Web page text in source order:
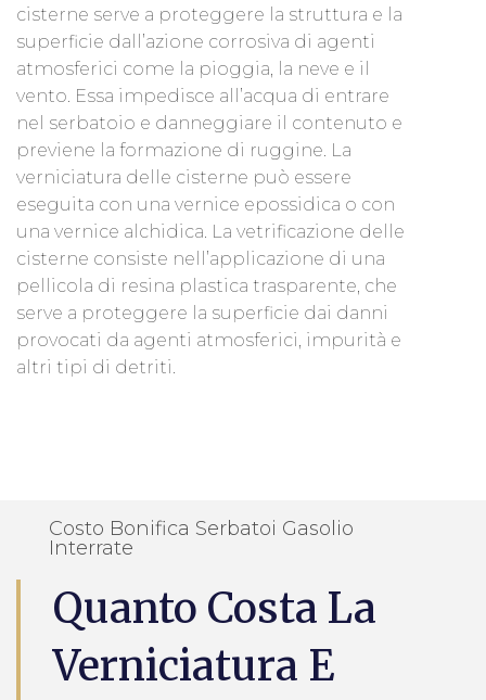
cisterne serve a proteggere la struttura e la
superficie dall’azione corrosiva di agenti
atmosferici come la pioggia, la neve e il
vento. Essa impedisce all’acqua di entrare
nel serbatoio e danneggiare il contenuto e
previene la formazione di ruggine. La
verniciatura delle cisterne può essere
eseguita con una vernice epossidica o con
una vernice alchidica. La vetrificazione delle
cisterne consiste nell’applicazione di una
pellicola di resina plastica trasparente, che
serve a proteggere la superficie dai danni
provocati da agenti atmosferici, impurità e
altri tipi di detriti.
Costo Bonifica Serbatoi Gasolio
Interrate
Quanto Costa La
Verniciatura E